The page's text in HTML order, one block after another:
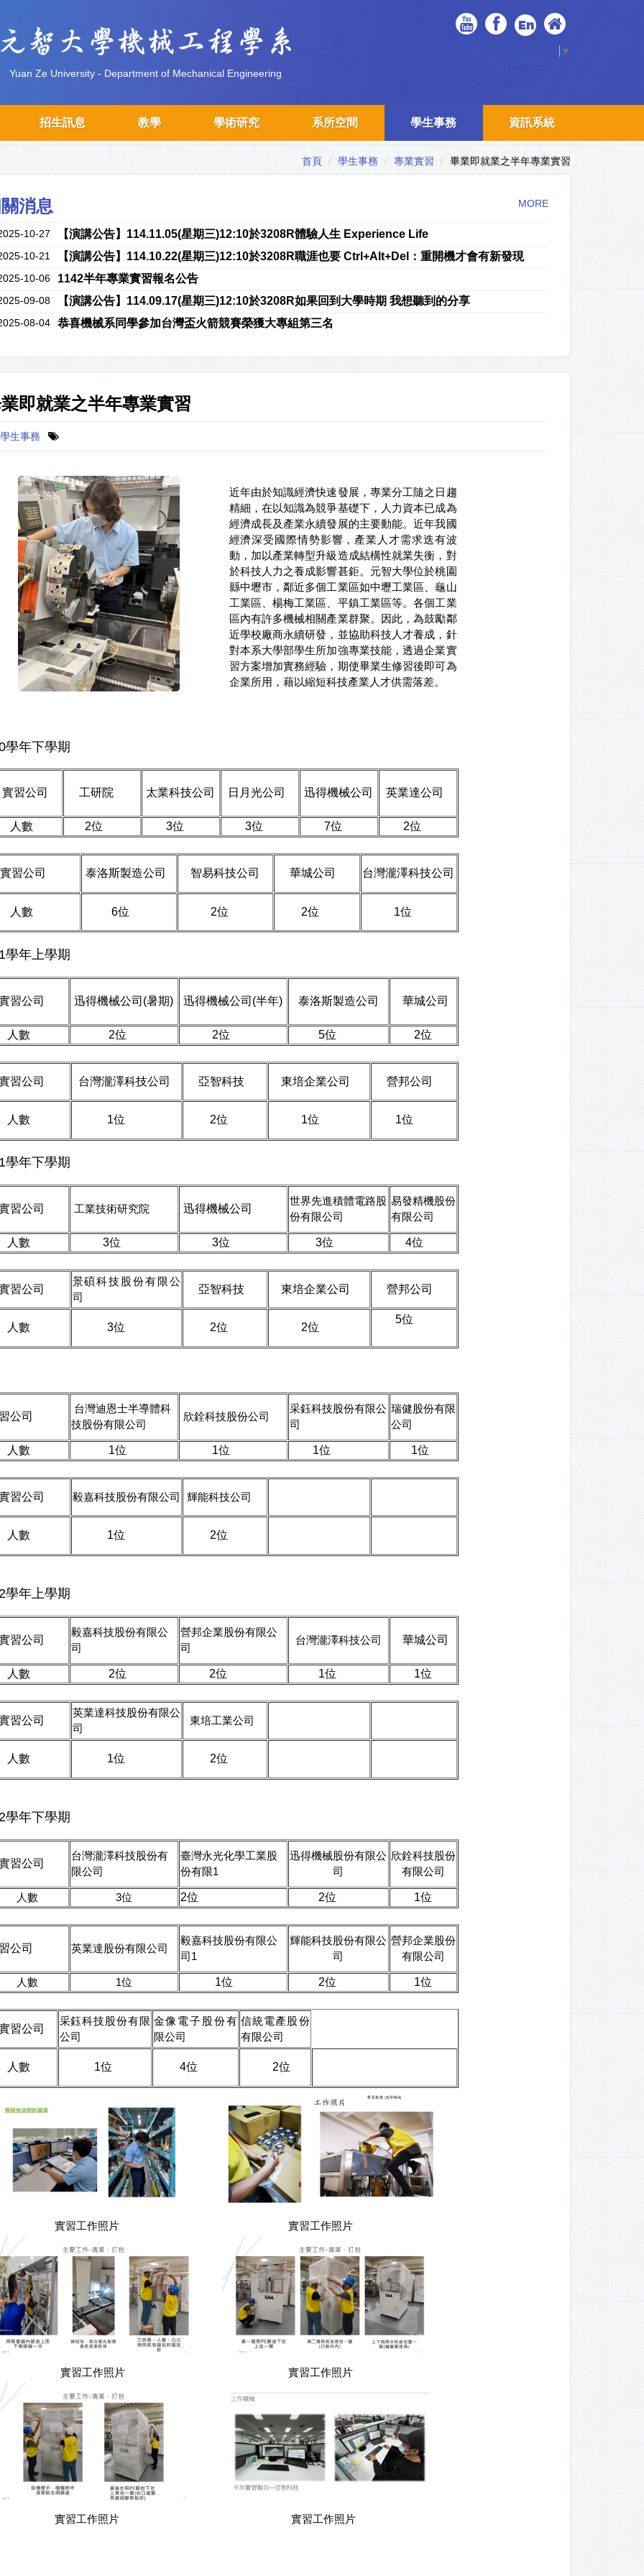
Yuan Ze University - Department of Mechanical Engineering
En
▼
招生訊息 教學 學術研究 系所空間 學生事務 資訊系統
首頁 學生事務 專業實習 畢業即就業之半年專業實習
消息 MORE
【演講公告】114.11.05(星期三)12:10於3208R體驗人生 Experience Life
10-27
【演講公告】114.10.22(星期三)12:10於3208R職涯也要 Ctrl+Alt+Del：重開機才會有新發現
10-21
1142半年專業實習報名公告
10-06
【演講公告】114.09.17(星期三)12:10於3208R如果回到大學時期 我想聽到的分享
09-08
恭喜機械系同學參加台灣盃火箭競賽榮獲大專組第三名
08-04
即就業之半年專業實習
學生事務
近年由於知識經濟快速發展，專業分工隨之日趨
精細，在以知識為競爭基礎下，人力資本已成為
經濟成長及產業永續發展的主要動能。近年我國
經濟深受國際情勢影響，產業人才需求迭有波
動，加以產業轉型升級造成結構性就業失衡，對
於科技人力之養成影響甚鉅。元智大學位於桃園
縣中壢市，鄰近多個工業區如中壢工業區、龜山
工業區、楊梅工業區、平鎮工業區等。各個工業
區內有許多機械相關產業群聚。因此，為鼓勵鄰
近學校廠商永續研發，並協助科技人才養成，針
對本系大學部學生所加強專業技能，透過企業實
習方案增加實務經驗，期使畢業生修習後即可為
企業所用，藉以縮短科技產業人才供需落差。
學年下學期
實習公司 工研院 太業科技公司 日月光公司 迅得機械公司 英業達公司
數 2位 3位 3位 7位 2位
實習公司 泰洛斯製造公司 智易科技公司 華城公司 台灣瀧澤科技公司
數 6位 2位 2位 1位
學年上學期
公司 迅得機械公司(暑期) 迅得機械公司(半年) 泰洛斯製造公司 華城公司
數 2位 2位 5位 2位
公司 台灣瀧澤科技公司 亞智科技 東培企業公司 營邦公司
數 1位 2位 1位 1位
學年下學期
公司 工業技術研究院 迅得機械公司
世界先進積體電路股
份有限公司
易發精機股份
有限公司
數 3位 3位 3位 4位
公司
景碩科技股份有限公
司
亞智科技 東培企業公司 營邦公司
數 3位 2位 2位
5位
公司
台灣迪恩士半導體科
技股份有限公司
欣銓科技股份公司
采鈺科技股份有限公
司
瑞健股份有限
公司
數 1位 1位 1位 1位
公司 毅嘉科技股份有限公司 輝能科技公司
數 1位 2位
學年上學期
公司
毅嘉科技股份有限公
司
營邦企業股份有限公
司
台灣瀧澤科技公司 華城公司
數 2位 2位 1位 1位
公司
英業達科技股份有限公
司
東培工業公司
數 1位 2位
學年下學期
公司
台灣瀧澤科技股份有
限公司
臺灣永光化學工業股
份有限1
迅得機械股份有限公
司
欣銓科技股份
有限公司
人數 3位 2位 2位 1位
公司 英業達股份有限公司
毅嘉科技股份有限公
司1
輝能科技股份有限公
司
營邦企業股份
有限公司
人數 1位 1位 2位 1位
公司
采鈺科技股份有限
公司
金像電子股份有
限公司
信統電產股份
有限公司
數 1位 4位 2位
習工作照片 實習工作照片
習工作照片 實習工作照片
習工作照片 實習工作照片